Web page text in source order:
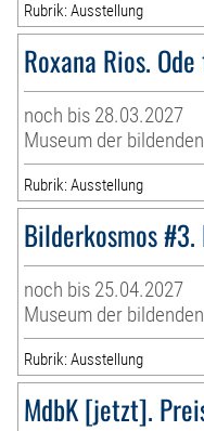
Rubrik: Ausstellung
Roxana Rios.
noch bis 28.03.2027
Museum der
Rubrik: Ausstellung
Bilderkosmos
noch bis 25.04.2027
Museum der
Rubrik: Ausstellung
MdbK [jetzt].